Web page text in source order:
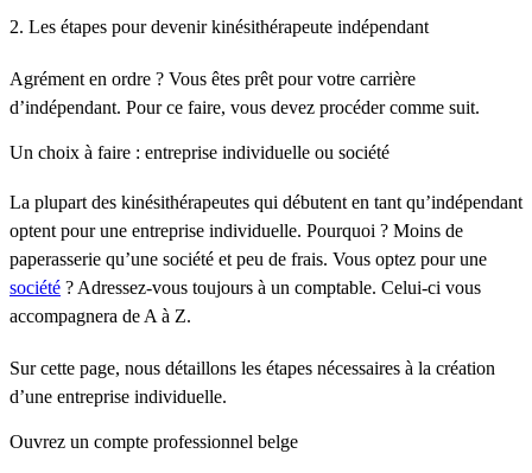
2. Les étapes pour devenir kinésithérapeute indépendant
Agrément en ordre ? Vous êtes prêt pour votre carrière
d’indépendant. Pour ce faire, vous devez procéder comme suit.
Un choix à faire : entreprise individuelle ou société
La plupart des kinésithérapeutes qui débutent en tant qu’indépendant
optent pour une entreprise individuelle. Pourquoi ? Moins de
paperasserie qu’une société et peu de frais. Vous optez pour une
société ? Adressez-vous toujours à un comptable. Celui-ci vous
accompagnera de A à Z.
Sur cette page, nous détaillons les étapes nécessaires à la création
d’une entreprise individuelle.
Ouvrez un compte professionnel belge